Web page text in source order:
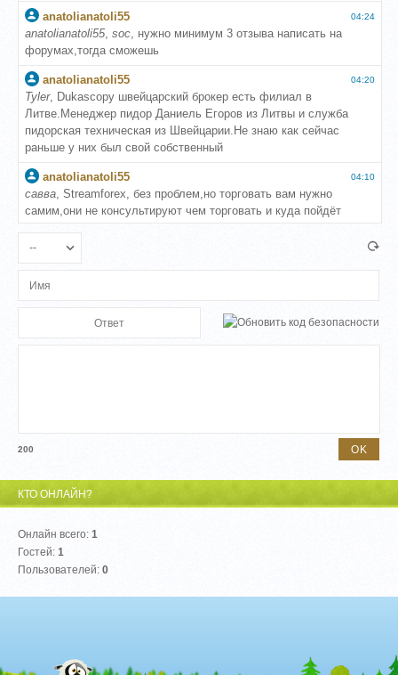
200
КТО ОНЛАЙН?
Онлайн всего:1
Гостей:1
Пользователей:0